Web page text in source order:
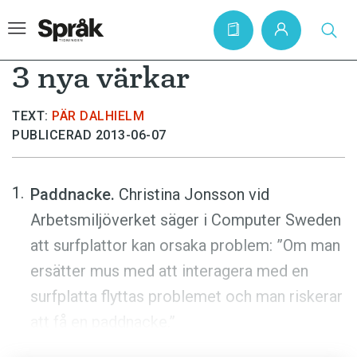
Hem
Artiklar
Krönikor
Språkfrågor
Skrivtips
Bokrecensioner
Kviss
3 nya värkar
TEXT: PÄR DALHIELM
PUBLICERAD 2013-06-07
Paddnacke. Christina Jonsson vid
Arbetsmiljöverket säger i Computer Sweden
att surfplattor kan orsaka problem: ”Om man
ersätter mus med att interagera med en
surfplatta flyttas problemet och man riskerar